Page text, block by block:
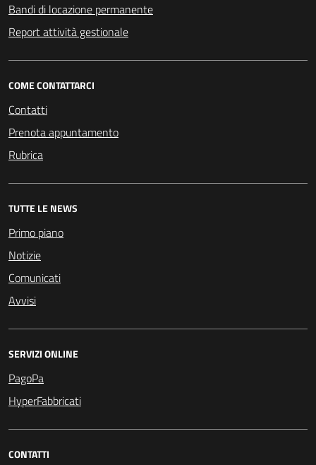
Bandi di locazione permanente
Report attività gestionale
COME CONTATTARCI
Contatti
Prenota appuntamento
Rubrica
TUTTE LE NEWS
Primo piano
Notizie
Comunicati
Avvisi
SERVIZI ONLINE
PagoPa
HyperFabbricati
CONTATTI